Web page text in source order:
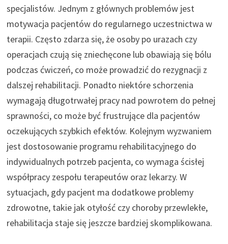
specjalistów. Jednym z głównych problemów jest
motywacja pacjentów do regularnego uczestnictwa w
terapii. Często zdarza się, że osoby po urazach czy
operacjach czują się zniechęcone lub obawiają się bólu
podczas ćwiczeń, co może prowadzić do rezygnacji z
dalszej rehabilitacji. Ponadto niektóre schorzenia
wymagają długotrwałej pracy nad powrotem do pełnej
sprawności, co może być frustrujące dla pacjentów
oczekujących szybkich efektów. Kolejnym wyzwaniem
jest dostosowanie programu rehabilitacyjnego do
indywidualnych potrzeb pacjenta, co wymaga ścisłej
współpracy zespołu terapeutów oraz lekarzy. W
sytuacjach, gdy pacjent ma dodatkowe problemy
zdrowotne, takie jak otyłość czy choroby przewlekłe,
rehabilitacja staje się jeszcze bardziej skomplikowana.